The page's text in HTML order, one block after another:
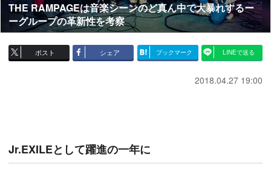
THE RAMPAGEは音楽シーンのど真ん中で大暴れするー
ーグループの革新性を考察
ポスト シェア ブックマーク LINEで送る
2018.04.27 19:00
Jr.EXILEとして躍進の一年に